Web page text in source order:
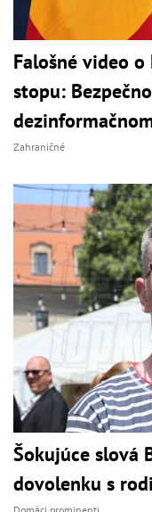
Falošné video
stopu:
Zahraničné
Šokujúce slová
dovolenku s
Domáci prominenti